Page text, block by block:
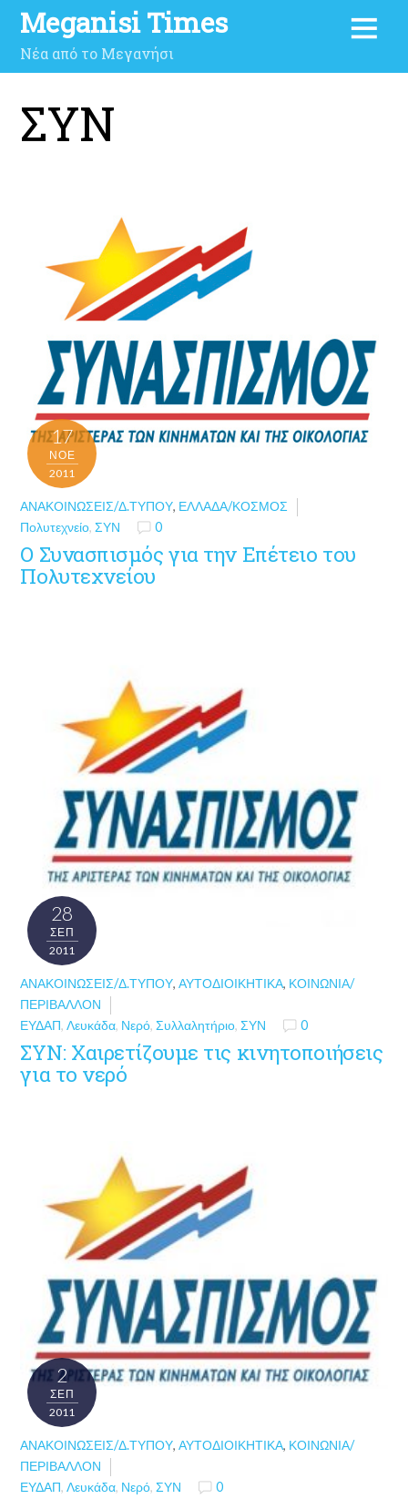
Meganisi Times
Νέα από το Μεγανήσι
ΣΥΝ
17
ΝΟΈ
2011
ΑΝΑΚΟΙΝΏΣΕΙΣ/Δ.ΤΎΠΟΥ, ΕΛΛΆΔΑ/ΚΌΣΜΟΣ
Πολυτεχνείο,ΣΥΝ 0
O Συνασπισμός για την Επέτειο του
Πολυτεχνείου
28
ΣΕΠ
2011
ΑΝΑΚΟΙΝΏΣΕΙΣ/Δ.ΤΎΠΟΥ,ΑΥΤΟΔΙΟΙΚΗΤΙΚΆ, ΚΟΙΝΩΝΊΑ/
ΠΕΡΙΒΆΛΛΟΝ
ΕΥΔΑΠ,Λευκάδα, Νερό,Συλλαλητήριο,ΣΥΝ 0
ΣΥΝ: Χαιρετίζουμε τις κινητοποιήσεις
για το νερό
2
ΣΕΠ
2011
ΑΝΑΚΟΙΝΏΣΕΙΣ/Δ.ΤΎΠΟΥ,ΑΥΤΟΔΙΟΙΚΗΤΙΚΆ, ΚΟΙΝΩΝΊΑ/
ΠΕΡΙΒΆΛΛΟΝ
ΕΥΔΑΠ,Λευκάδα, Νερό,ΣΥΝ 0